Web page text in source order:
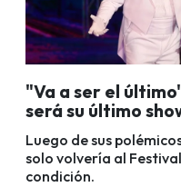
"Va a ser el
será su último
Luego de sus
solo volvería al
condición.